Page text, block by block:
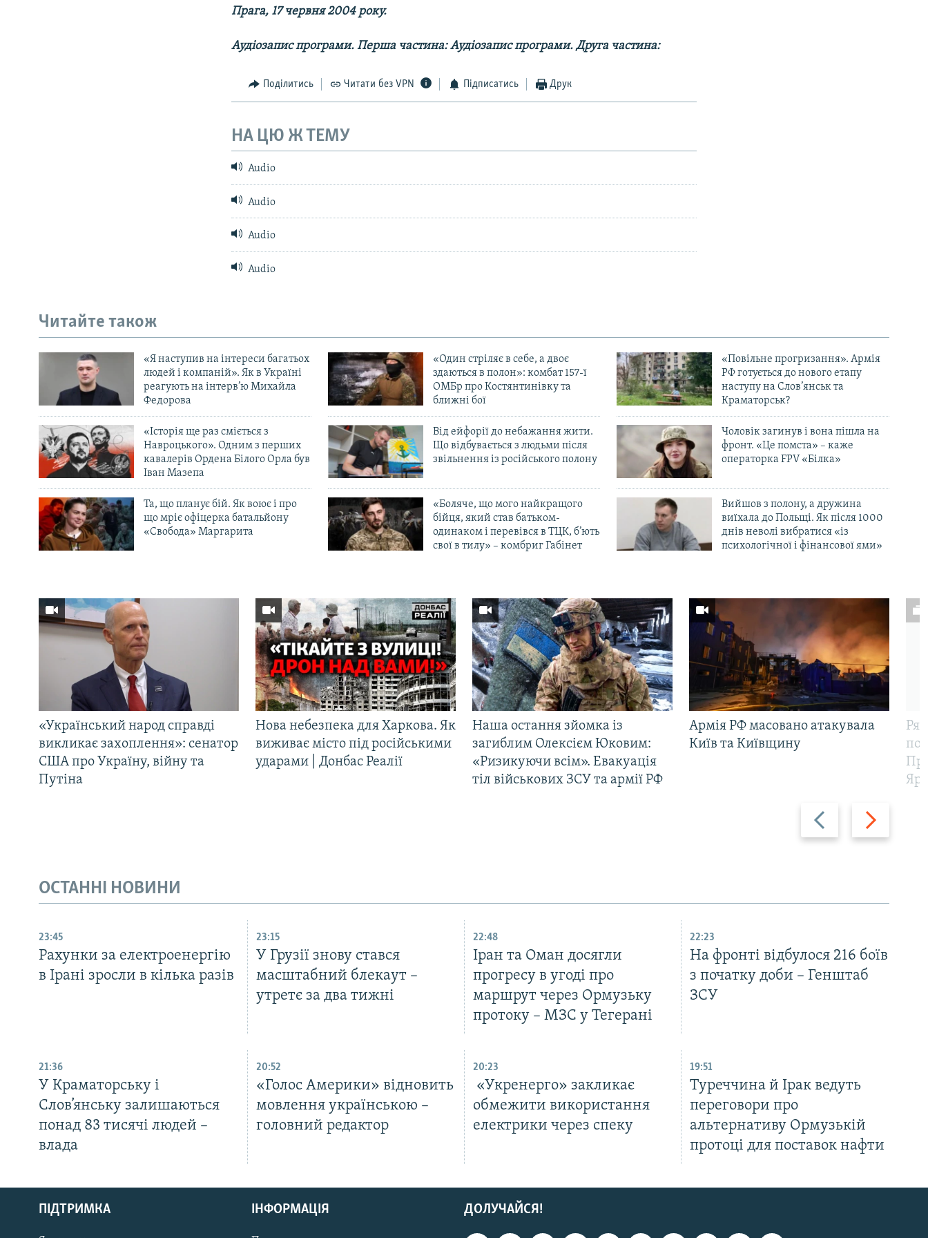
РУС
Прага, 17 червня 2004 року.
Аудіозапис програми. Перша частина: Аудіозапис програми. Друга частина:
Поділитись Читати без VPN Підписатись Друк
НА ЦЮ Ж ТЕМУ
Audio
Audio
Audio
Audio
Читайте також
«Я наступив на інтереси багатьох
людей і компаній». Як в Україні
реагують на інтерв’ю Михайла
Федорова
«Один стріляє в себе, а двоє
здаються в полон»: комбат 157-ї
ОМБр про Костянтинівку та
ближні бої
«Повільне прогризання». Армія
РФ готується до нового етапу
наступу на Слов’янськ та
Краматорськ?
«Історія ще раз сміється з
Навроцького». Одним з перших
кавалерів Ордена Білого Орла був
Іван Мазепа
Від ейфорії до небажання жити.
Що відбувається з людьми після
звільнення із російського полону
Чоловік загинув і вона пішла на
фронт. «Це помста» – каже
операторка FPV «Білка»
Та, що планує бій. Як воює і про
що мріє офіцерка батальйону
«Свобода» Маргарита
«Боляче, що мого найкращого
бійця, який став батьком-
одинаком і перевівся в ТЦК, б’ють
свої в тилу» – комбриг Габінет
Вийшов з полону, а дружина
виїхала до Польщі. Як після 1000
днів неволі вибратися «із
психологічної і фінансової ями»
Назад Вперед
«Український народ справді
викликає захоплення»: сенатор
США про Україну, війну та
Путіна
Нова небезпека для Харкова. Як
виживає місто під російськими
ударами | Донбас Реалії
Наша остання зйомка із
загиблим Олексієм Юковим:
«Ризикуючи всім». Евакуація
тіл військових ЗСУ та армії РФ
Армія РФ масовано атакувала
Київ та Київщину
ОСТАННІ НОВИНИ
23:45
Рахунки за електроенергію
в Ірані зросли в кілька разів
23:15
У Грузії знову стався
масштабний блекаут –
утретє за два тижні
22:48
Іран та Оман досягли
прогресу в угоді про
маршрут через Ормузьку
протоку – МЗС у Тегерані
22:23
На фронті відбулося 216 боїв
з початку доби – Генштаб
ЗСУ
21:36
У Краматорську і
Слов’янську залишаються
понад 83 тисячі людей –
влада
20:52
«Голос Америки» відновить
мовлення українською –
головний редактор
20:23
«Укренерго» закликає
обмежити використання
електрики через спеку
19:51
Туреччина й Ірак ведуть
переговори про
альтернативу Ормузькій
протоці для поставок нафти
ДОЛУЧАЙСЯ!
ПІДТРИМКА ІНФОРМАЦІЯ